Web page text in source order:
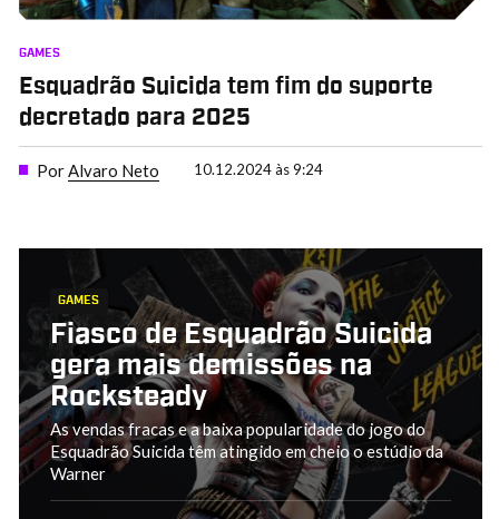
GAMES
Esquadrão Suicida tem fim do suporte
decretado para 2025
Por Alvaro Neto 10.12.2024 às 9:24
GAMES
Fiasco de Esquadrão Suicida
gera mais demissões na
Rocksteady
As vendas fracas e a baixa popularidade do jogo do
Esquadrão Suicida têm atingido em cheio o estúdio da
Warner